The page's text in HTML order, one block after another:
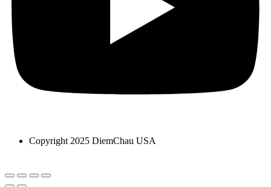
Copyright 2025 DiemChau USA